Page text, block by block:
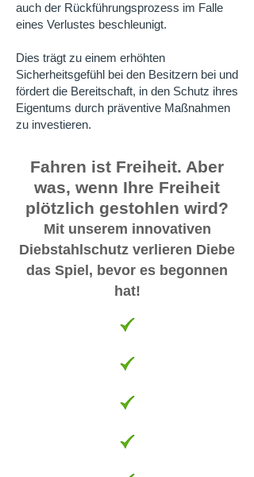
auch der Rückführungsprozess im Falle
eines Verlustes beschleunigt.
Dies trägt zu einem erhöhten
Sicherheitsgefühl bei den Besitzern bei und
fördert die Bereitschaft, in den Schutz ihres
Eigentums durch präventive Maßnahmen
zu investieren.
Fahren ist Freiheit. Aber
was, wenn Ihre Freiheit
plötzlich gestohlen wird?
Mit unserem innovativen
Diebstahlschutz verlieren Diebe
das Spiel, bevor es begonnen
hat!